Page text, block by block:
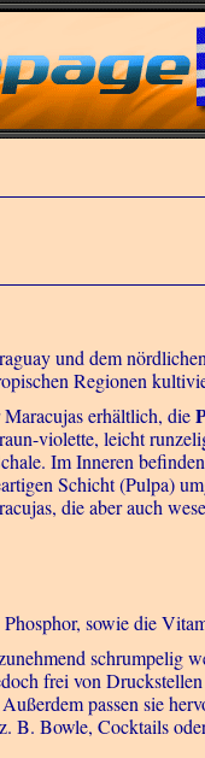
und dem
Regionen
erhältlich, die
violette, leicht
Im Inneren
Schicht (Pulpa)
die aber auch
sowie die
schrumpelig
frei von
passen sie
B. Bowle, Cocktails